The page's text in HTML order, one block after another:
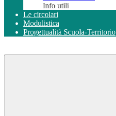
Info utili
Le circolari
Modulistica
Progettualità Scuola-Territorio